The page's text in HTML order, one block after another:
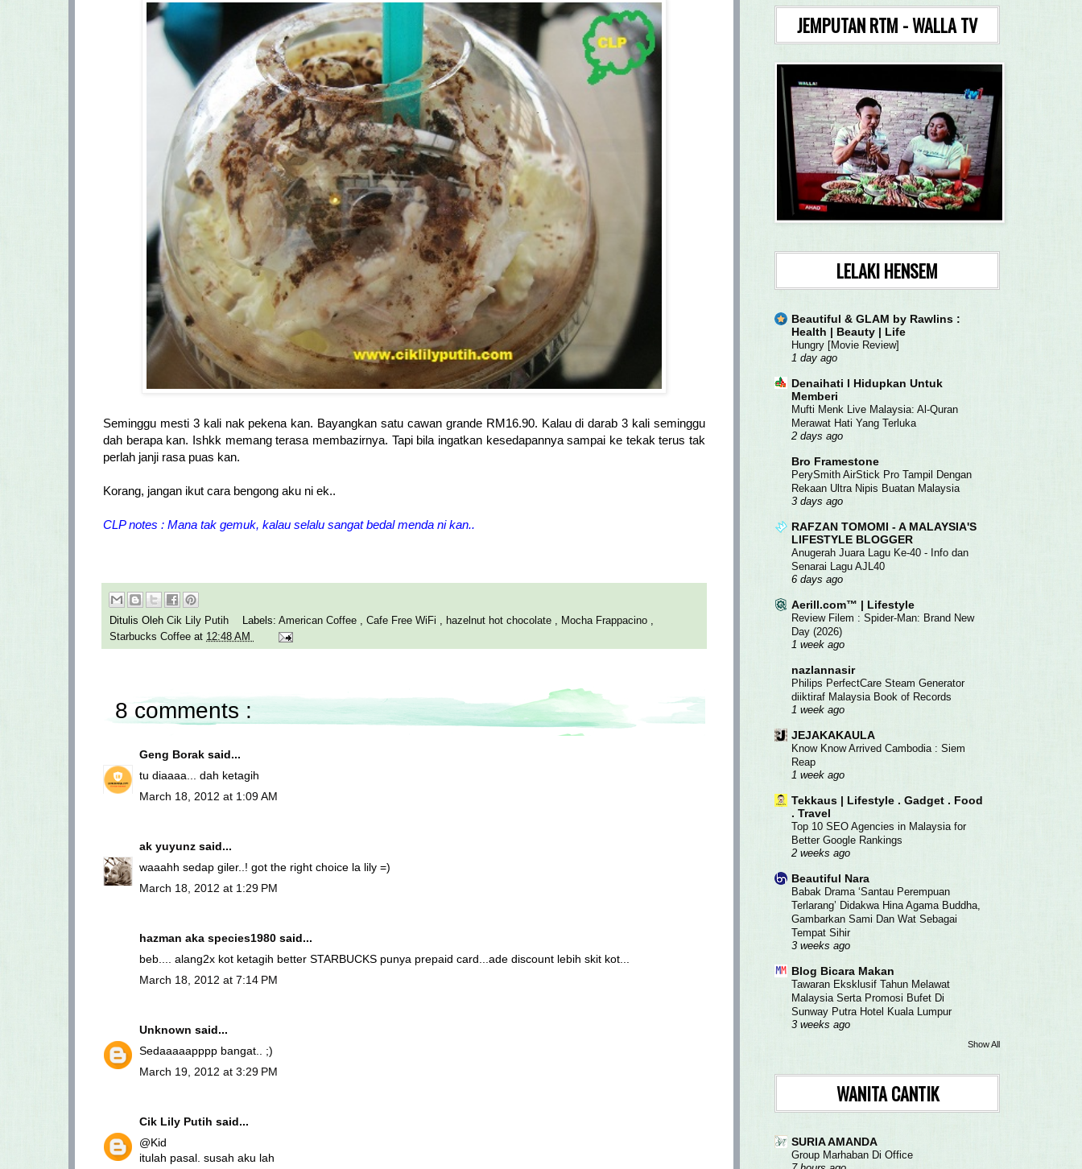
Seminggu mesti 3 kali nak pekena kan. Bayangkan satu cawan grande RM16.90. Kalau di darab 3 kali seminggu
dah berapa kan. Ishkk memang terasa membazirnya. Tapi bila ingatkan kesedapannya sampai ke tekak terus tak
perlah janji rasa puas kan.
Korang, jangan ikut cara bengong aku ni ek..
CLP notes : Mana tak gemuk, kalau selalu sangat bedal menda ni kan..
Ditulis Oleh Cik Lily Putih Labels: American Coffee , Cafe Free WiFi , hazelnut hot chocolate , Mocha Frappacino ,
Starbucks Coffee at 12:48 AM
8 comments :
Geng Borak said...
tu diaaaa... dah ketagih
March 18, 2012 at 1:09 AM
ak yuyunz said...
waaahh sedap giler..! got the right choice la lily =)
March 18, 2012 at 1:29 PM
hazman aka species1980 said...
beb.... alang2x kot ketagih better STARBUCKS punya prepaid card...ade discount lebih skit kot...
March 18, 2012 at 7:14 PM
Unknown said...
Sedaaaaapppp bangat.. ;)
March 19, 2012 at 3:29 PM
Cik Lily Putih said...
@Kid
itulah pasal. susah aku lah
JEMPUTAN RTM - WALLA TV
LELAKI HENSEM
Beautiful & GLAM by Rawlins :
Health | Beauty | Life
Hungry [Movie Review]
1 day ago
Denaihati l Hidupkan Untuk
Memberi
Mufti Menk Live Malaysia: Al-Quran
Merawat Hati Yang Terluka
2 days ago
Bro Framestone
PerySmith AirStick Pro Tampil Dengan
Rekaan Ultra Nipis Buatan Malaysia
3 days ago
RAFZAN TOMOMI - A MALAYSIA'S
LIFESTYLE BLOGGER
Anugerah Juara Lagu Ke-40 - Info dan
Senarai Lagu AJL40
6 days ago
Aerill.com™ | Lifestyle
Review Filem : Spider-Man: Brand New
Day (2026)
1 week ago
nazlannasir
Philips PerfectCare Steam Generator
diiktiraf Malaysia Book of Records
1 week ago
JEJAKAKAULA
Know Know Arrived Cambodia : Siem
Reap
1 week ago
Tekkaus | Lifestyle . Gadget . Food
. Travel
Top 10 SEO Agencies in Malaysia for
Better Google Rankings
2 weeks ago
Beautiful Nara
Babak Drama ‘Santau Perempuan
Terlarang’ Didakwa Hina Agama Buddha,
Gambarkan Sami Dan Wat Sebagai
Tempat Sihir
3 weeks ago
Blog Bicara Makan
Tawaran Eksklusif Tahun Melawat
Malaysia Serta Promosi Bufet Di
Sunway Putra Hotel Kuala Lumpur
3 weeks ago
Show All
WANITA CANTIK
SURIA AMANDA
Group Marhaban Di Office